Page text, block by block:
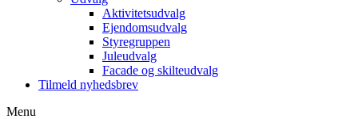
Aktivitetsudvalg
Ejendomsudvalg
Styregruppen
Juleudvalg
Facade og skilteudvalg
Tilmeld nyhedsbrev
Menu